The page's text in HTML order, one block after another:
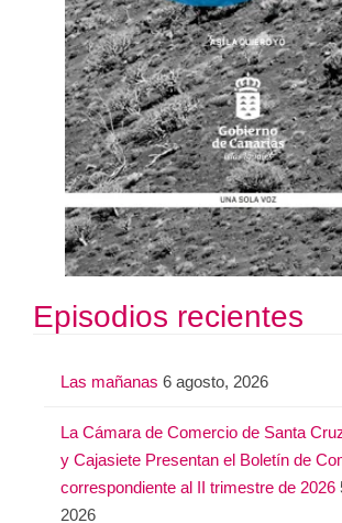
Episodios recientes
Las mañanas 6 agosto, 2026
La Cámara de Comercio de Santa
y Cajasiete Presentan el Boletín de
correspondiente al II trimestre de 2026
2026